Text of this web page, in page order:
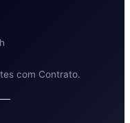
com Contrato.